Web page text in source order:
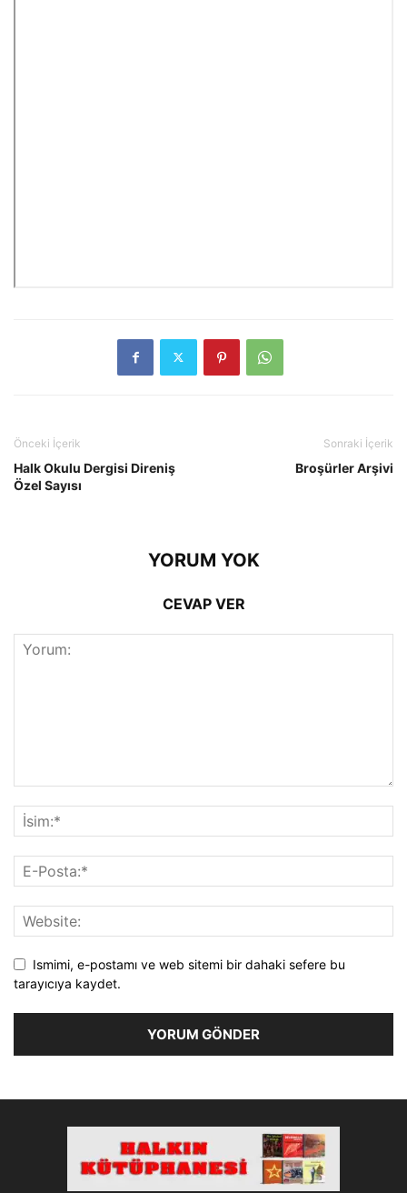
Önceki İçerik
Halk Okulu Dergisi Direniş
Özel Sayısı
Sonraki İçerik
Broşürler Arşivi
YORUM YOK
CEVAP VER
Ismimi, e-postamı ve web sitemi bir dahaki sefere bu
tarayıcıya kaydet.